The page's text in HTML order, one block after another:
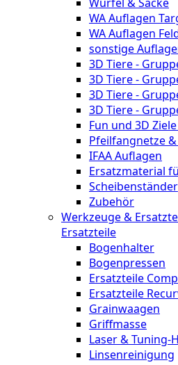
WA Auflagen
WA Auflagen
sonstige
3D Tiere -
3D Tiere -
3D Tiere -
3D Tiere -
Fun und 3D
Pfeilfangnetze
IFAA Auflagen
Ersatzmaterial
Scheibenständer
Zubehör
Werkzeuge &
Ersatzteile
Bogenhalter
Bogenpressen
Ersatzteile
Ersatzteile
Grainwaagen
Griffmasse
Laser & Tuning-
Linsenreinigung